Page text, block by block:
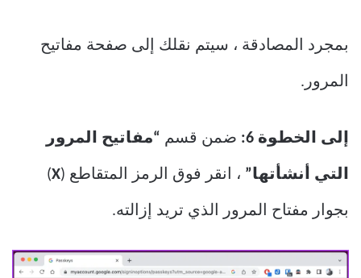
بمجرد المصادقة ، سيتم نقلك إلى صفحة مفاتيح
المرور.
إلى الخطوة 6: ضمن قسم “مفاتيح المرور
التي أنشأتها” ، انقر فوق الرمز المتقاطع (X
)
بجوار مفتاح المرور الذي تريد إزالته.